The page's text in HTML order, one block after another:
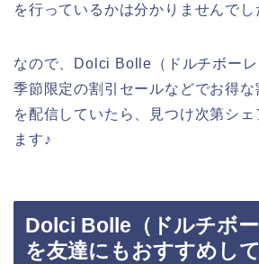
を行っているかは分かりませんでし
なので、Dolci Bolle（ドルチボーレ
季節限定の割引セールなどでお得
を配信していたら、見つけ次第シェ
ます♪
Dolci Bolle（ドルチボ
を友達にもおすすめし